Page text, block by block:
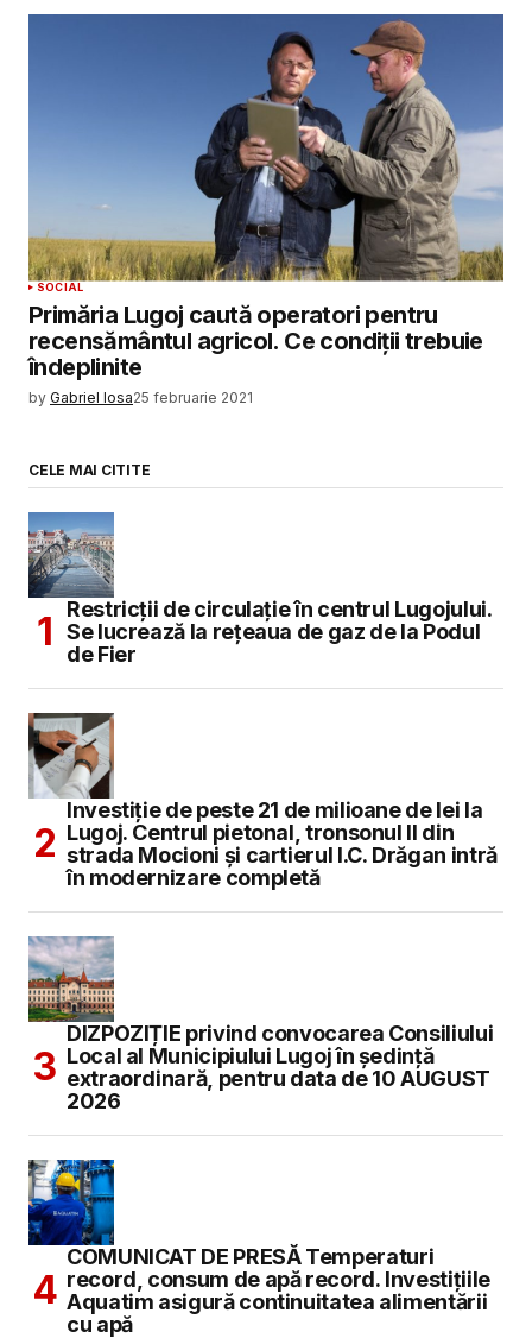
SOCIAL
Primăria Lugoj caută operatori pentru
recensământul agricol. Ce condiții trebuie
îndeplinite
by Gabriel Iosa25 februarie 2021
CELE MAI CITITE
Restricții de circulație în centrul Lugojului.
Se lucrează la rețeaua de gaz de la Podul
de Fier
Investiție de peste 21 de milioane de lei la
Lugoj. Centrul pietonal, tronsonul II din
strada Mocioni și cartierul I.C. Drăgan intră
în modernizare completă
DIZPOZIȚIE privind convocarea Consiliului
Local al Municipiului Lugoj în şedinţă
extraordinară, pentru data de 10 AUGUST
2026
COMUNICAT DE PRESĂ Temperaturi
record, consum de apă record. Investițiile
Aquatim asigură continuitatea alimentării
cu apă